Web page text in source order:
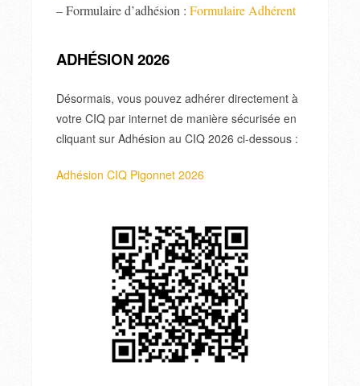
– Formulaire d’adhésion : Formulaire Adhérent
ADHÉSION 2026
Désormais, vous pouvez adhérer directement à
votre CIQ par internet de manière sécurisée en
cliquant sur Adhésion au CIQ 2026 ci-dessous :
Adhésion CIQ Pigonnet 2026